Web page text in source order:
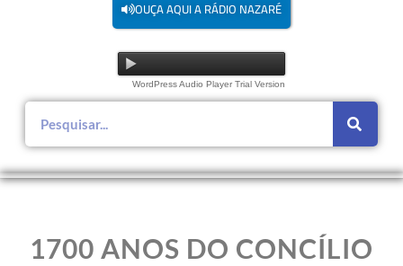
OUÇA AQUI A RÁDIO NAZARÉ
WordPress Audio Player Trial Version
1700 ANOS DO CONCÍLIO